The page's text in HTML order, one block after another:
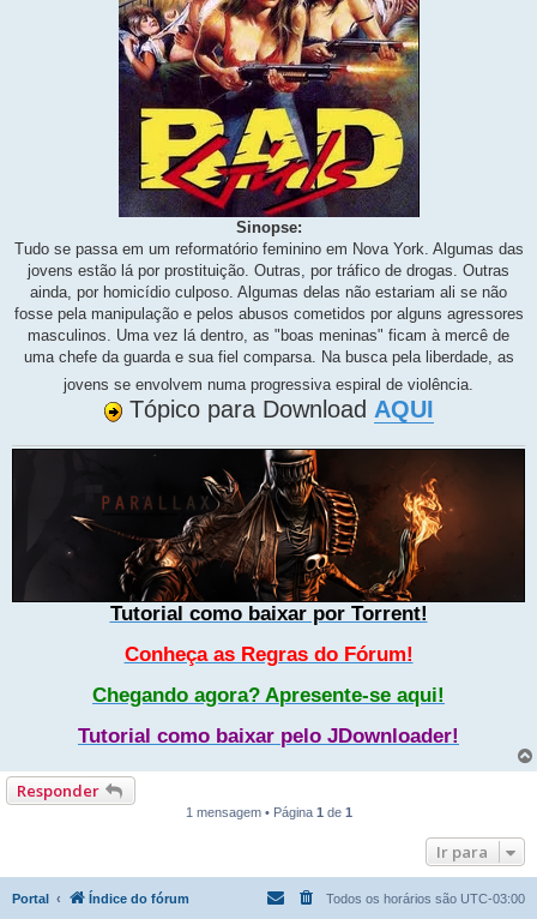
Sinopse:
Tudo se passa em um reformatório feminino em Nova York. Algumas das
jovens estão lá por prostituição. Outras, por tráfico de drogas. Outras
ainda, por homicídio culposo. Algumas delas não estariam ali se não
fosse pela manipulação e pelos abusos cometidos por alguns agressores
masculinos. Uma vez lá dentro, as "boas meninas" ficam à mercê de
uma chefe da guarda e sua fiel comparsa. Na busca pela liberdade, as
jovens se envolvem numa progressiva espiral de violência.
Tópico para Download AQUI
Tutorial como baixar por Torrent!
Conheça as Regras do Fórum!
Chegando agora? Apresente-se aqui!
Tutorial como baixar pelo JDownloader!
Responder
1 mensagem • Página 1 de 1
Ir para
Portal Índice do fórum Todos os horários são UTC-03:00